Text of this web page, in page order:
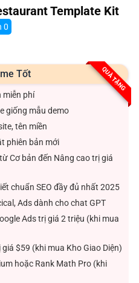
Template Kit
0
QUÀ TẶNG
Tốt
miễn phí
giống mẫu demo
tên miền
phiên bản mới
Cơ bản đến Nâng cao trị giá
chuẩn SEO đầy đủ nhất 2025
Ads dành cho chat GPT
Ads trị giá 2 triệu (khi mua
$59 (khi mua Kho Giao Diện)
hoặc Rank Math Pro (khi